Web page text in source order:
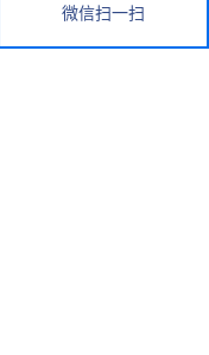
微信扫一扫